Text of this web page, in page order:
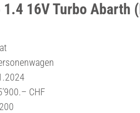
1.4 16V Turbo Abarth
CHF